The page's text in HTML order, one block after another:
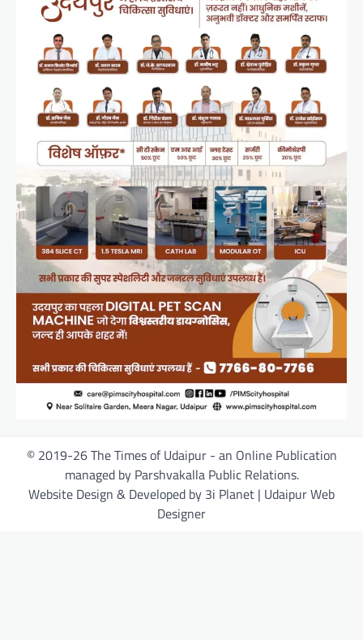
© 2019-26 The Times of Udaipur - an Online Publication
managed by Parshvakalla Public Relations.
Website Design & Developed by 3i Planet | Udaipur Web
Designer